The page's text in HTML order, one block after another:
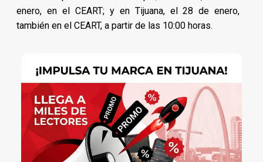
enero, en el CEART; y en Tijuana, el 28 de enero,
también en el CEART, a partir de las 10:00 horas.